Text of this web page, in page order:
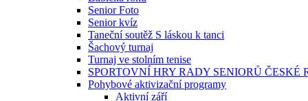
Senior Foto
Senior kvíz
Taneční soutěž S láskou k tanci
Šachový turnaj
Turnaj ve stolním tenise
SPORTOVNÍ HRY RADY SENIORŮ ČESKÉ
Pohybové aktivizační programy
Aktivní září